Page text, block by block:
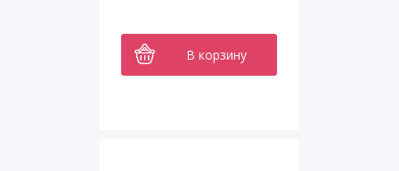
В корзину